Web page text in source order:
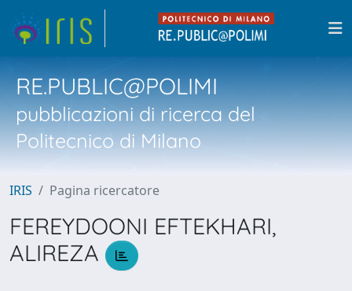
RE.PUBLIC@POLIMI
pubblicazioni di ricerca del
Politecnico di Milano
IRIS Pagina ricercatore
FEREYDOONI EFTEKHARI,
ALIREZA